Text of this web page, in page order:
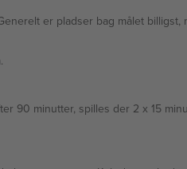
er pladser bag målet billigst,
90 minutter, spilles der 2 x 15